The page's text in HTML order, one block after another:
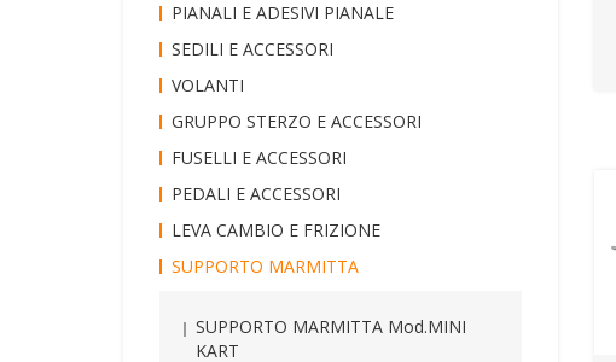
PIANALI E ADESIVI PIANALE
SEDILI E ACCESSORI
VOLANTI
GRUPPO STERZO E ACCESSORI
FUSELLI E ACCESSORI
PEDALI E ACCESSORI
LEVA CAMBIO E FRIZIONE
SUPPORTO MARMITTA
SUPPORTO MARMITTA Mod.MINI
KART